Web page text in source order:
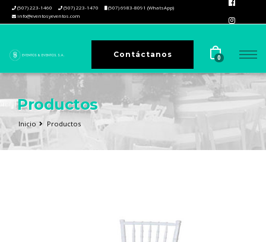
(507) 223-1460 (507) 223-1470
(507) 6983-8091 (WhatsApp)
info@eventosyeventos.com
Contáctanos 0
Productos
Inicio Productos